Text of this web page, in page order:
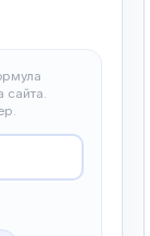
сайта.